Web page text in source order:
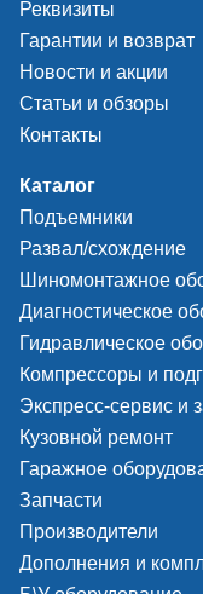
Реквизиты
Гарантии и возврат
Новости и акции
Статьи и обзоры
Контакты
Каталог
Подъемники
Развал/схождение
Шиномонтажное
Диагностическое
Гидравлическое
Компрессоры и
Экспресс-сервис и
Кузовной ремонт
Гаражное
Запчасти
Производители
Дополнения и